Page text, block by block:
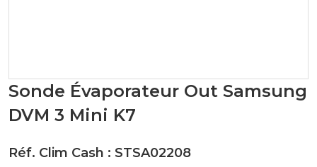
Sonde Évaporateur Out Samsung
DVM 3 Mini K7
Réf. Clim Cash : STSA02208